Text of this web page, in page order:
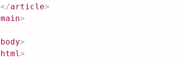
</article>
main>
body>
html>